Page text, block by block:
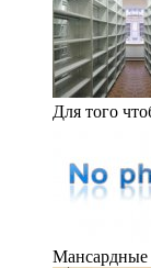
Для того
Мансардные